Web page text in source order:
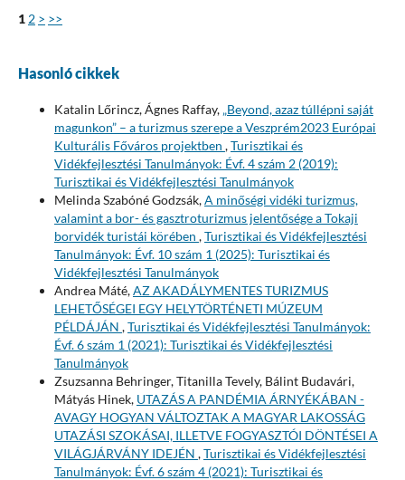
1 2 > >>
Hasonló cikkek
Katalin Lőrincz, Ágnes Raffay, „Beyond, azaz túllépni saját
magunkon” – a turizmus szerepe a Veszprém2023 Európai
Kulturális Főváros projektben ,Turisztikai és
Vidékfejlesztési Tanulmányok: Évf. 4 szám 2 (2019):
Turisztikai és Vidékfejlesztési Tanulmányok
Melinda Szabóné Godzsák,A minőségi vidéki turizmus,
valamint a bor- és gasztroturizmus jelentősége a Tokaji
borvidék turistái körében ,Turisztikai és Vidékfejlesztési
Tanulmányok: Évf. 10 szám 1 (2025): Turisztikai és
Vidékfejlesztési Tanulmányok
Andrea Máté,AZ AKADÁLYMENTES TURIZMUS
LEHETŐSÉGEI EGY HELYTÖRTÉNETI MÚZEUM
PÉLDÁJÁN ,Turisztikai és Vidékfejlesztési Tanulmányok:
Évf. 6 szám 1 (2021): Turisztikai és Vidékfejlesztési
Tanulmányok
Zsuzsanna Behringer, Titanilla Tevely, Bálint Budavári,
Mátyás Hinek, UTAZÁS A PANDÉMIA ÁRNYÉKÁBAN -
AVAGY HOGYAN VÁLTOZTAK A MAGYAR LAKOSSÁG
UTAZÁSI SZOKÁSAI, ILLETVE FOGYASZTÓI DÖNTÉSEI A
VILÁGJÁRVÁNY IDEJÉN ,Turisztikai és Vidékfejlesztési
Tanulmányok: Évf. 6 szám 4 (2021): Turisztikai és